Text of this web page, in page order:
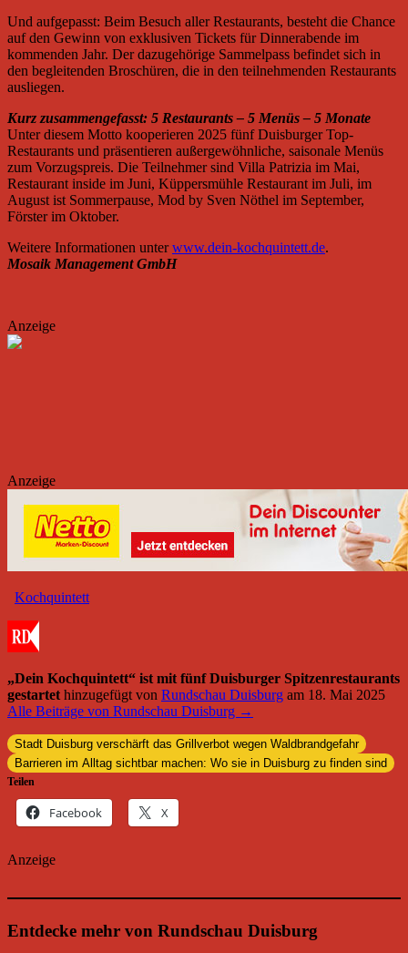
Und aufgepasst: Beim Besuch aller Restaurants, besteht die Chance
auf den Gewinn von exklusiven Tickets für Dinnerabende im
kommenden Jahr. Der dazugehörige Sammelpass befindet sich in
den begleitenden Broschüren, die in den teilnehmenden Restaurants
ausliegen.
Kurz zusammengefasst: 5 Restaurants – 5 Menüs – 5 Monate
Unter diesem Motto kooperieren 2025 fünf Duisburger Top-
Restaurants und präsentieren außergewöhnliche, saisonale Menüs
zum Vorzugspreis. Die Teilnehmer sind Villa Patrizia im Mai,
Restaurant inside im Juni, Küppersmühle Restaurant im Juli, im
August ist Sommerpause, Mod by Sven Nöthel im September,
Förster im Oktober.
Weitere Informationen unterwww.dein-kochquintett.de.
Mosaik Management GmbH
Anzeige
Anzeige
Kochquintett
„Dein Kochquintett“ ist mit fünf Duisburger Spitzenrestaurants
gestartethinzugefügt von Rundschau Duisburg am 18. Mai 2025
Alle Beiträge von Rundschau Duisburg →
Stadt Duisburg verschärft das Grillverbot wegen Waldbrandgefahr
Barrieren im Alltag sichtbar machen: Wo sie in Duisburg zu finden sind
Teilen
Facebook X
Anzeige
Entdecke mehr von Rundschau Duisburg